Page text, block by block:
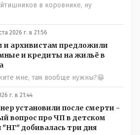
в коровнике, ну
2026 г. в 21:56
и архивистам предложили
и кредиты на жильё в
мне, там вообще нужны?😁
г. в 21:44
установили после смерти -
вопрос про ЧП в детском
"НГ" добивалась три дня